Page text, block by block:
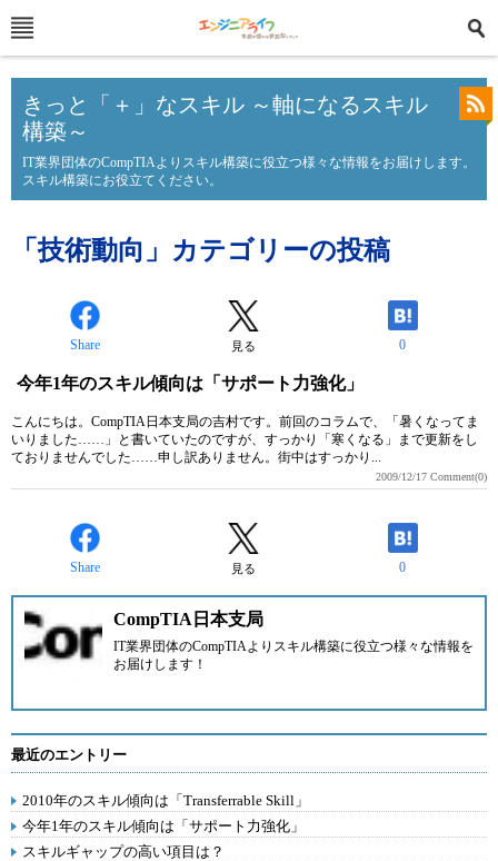
きっと「＋」なスキル ～軸になるスキル
構築～
IT業界団体のCompTIAよりスキル構築に役立つ様々な情報をお届けします。
スキル構築にお役立てください。
「技術動向」カテゴリーの投稿
Share 見る 0
今年1年のスキル傾向は「サポート力強化」
こんにちは。CompTIA日本支局の吉村です。前回のコラムで、「暑くなってま
いりました……」と書いていたのですが、すっかり「寒くなる」まで更新をし
ておりませんでした……申し訳ありません。街中はすっかり...
2009/12/17 Comment(0)
Share 見る 0
CompTIA日本支局
IT業界団体のCompTIAよりスキル構築に役立つ様々な情報を
お届けします！
最近のエントリー
2010年のスキル傾向は「Transferrable Skill」
今年1年のスキル傾向は「サポート力強化」
スキルギャップの高い項目は？